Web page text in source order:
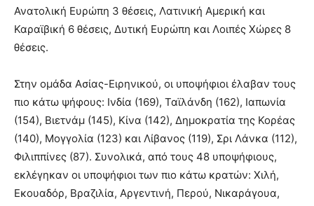
Ανατολική Ευρώπη 3 θέσεις, Λατινική Αμερική και
Καραϊβική 6 θέσεις, Δυτική Ευρώπη και Λοιπές Χώρες 8
θέσεις.
Στην ομάδα Ασίας-Ειρηνικού, οι υποψήφιοι έλαβαν τους
πιο κάτω ψήφους: Ινδία (169), Ταϊλάνδη (162), Ιαπωνία
(154), Βιετνάμ (145), Κίνα (142), Δημοκρατία της Κορέας
(140), Μογγολία (123) και Λίβανος (119), Σρι Λάνκα (112),
Φιλιππίνες (87). Συνολικά, από τους 48 υποψήφιους,
εκλέγηκαν οι υποψήφιοι των πιο κάτω κρατών: Χιλή,
Εκουαδόρ, Βραζιλία, Αργεντινή, Περού, Νικαράγουα,